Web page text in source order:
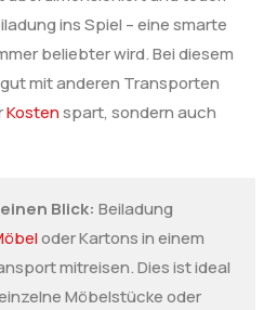
ins Spiel – eine smarte
beliebter wird. Bei diesem
mit anderen Transporten
Kostenspart, sondern auch
Blick: Beiladung
oder Kartons in einem
mitreisen. Dies ist ideal
Möbelstücke oder